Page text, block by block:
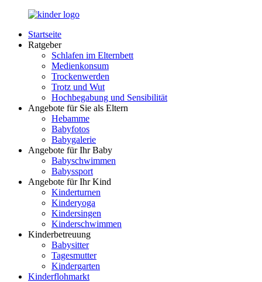
Zurück
Inhalt
LuckyKids.de
Das
Nachwuchs
Startseite
Ratgeber
Schlafen im Elternbett
Medienkonsum
Trockenwerden
Trotz und Wut
Hochbegabung und Sensibilität
Angebote für Sie als Eltern
Hebamme
Babyfotos
Babygalerie
Angebote für Ihr Baby
Babyschwimmen
Babyssport
Angebote für Ihr Kind
Kinderturnen
Kinderyoga
Kindersingen
Kinderschwimmen
Kinderbetreuung
Babysitter
Tagesmutter
Kindergarten
Kinderflohmarkt